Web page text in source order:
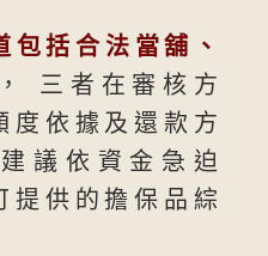
包括合法當舖、
， 三者在審核方
度依據及還款方
議依資金急迫
提供的擔保品綜